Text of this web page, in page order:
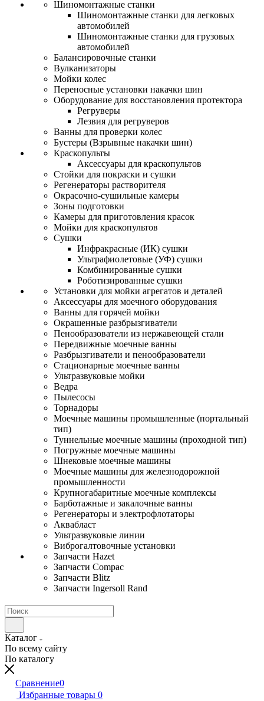
Шиномонтажные станки
Шиномонтажные станки для легковых
автомобилей
Шиномонтажные станки для грузовых
автомобилей
Балансировочные станки
Вулканизаторы
Мойки колес
Переносные установки накачки шин
Оборудование для восстановления протектора
Регруверы
Лезвия для регруверов
Ванны для проверки колес
Бустеры (Взрывные накачки шин)
Краскопульты
Аксессуары для краскопультов
Стойки для покраски и сушки
Регенераторы растворителя
Окрасочно-сушильные камеры
Зоны подготовки
Камеры для приготовления красок
Мойки для краскопультов
Сушки
Инфракрасные (ИК) сушки
Ультрафиолетовые (УФ) сушки
Комбинированные сушки
Роботизированные сушки
Установки для мойки агрегатов и деталей
Аксессуары для моечного оборудования
Ванны для горячей мойки
Окрашенные разбрызгиватели
Пенообразователи из нержавеющей стали
Передвижные моечные ванны
Разбрызгиватели и пенообразователи
Стационарные моечные ванны
Ультразвуковые мойки
Ведра
Пылесосы
Торнадоры
Моечные машины промышленные (портальный
тип)
Туннельные моечные машины (проходной тип)
Погружные моечные машины
Шнековые моечные машины
Моечные машины для железнодорожной
промышленности
Крупногабаритные моечные комплексы
Барботажные и закалочные ванны
Регенераторы и электрофлотаторы
Аквабласт
Ультразвуковые линии
Виброгалтовочные установки
Запчасти Hazet
Запчасти Compac
Запчасти Blitz
Запчасти Ingersoll Rand
Каталог
По всему сайту
По каталогу
Сравнение0
Избранные товары 0